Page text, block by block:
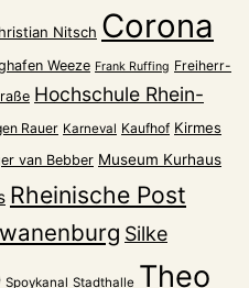
Nitsch Corona
Weeze Frank Ruffing Freiherr-
Hochschule Rhein-
Rauer Karneval Kaufhof Kirmes
van Bebber Museum Kurhaus
Rheinische Post
Silke
Spoykanal Stadthalle Theo